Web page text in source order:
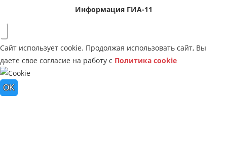
Информация ГИА-11
Сайт использует cookie. Продолжая использовать сайт, Вы
даете свое согласие на работу с Политика cookie
OK